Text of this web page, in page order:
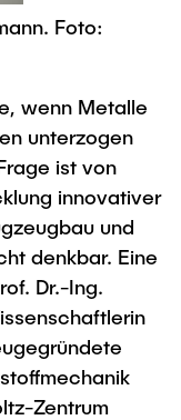
ClimateFoto:
wenn Metalle
unterzogen
ist von
innovativer
und
denkbar. Eine
Dr.-Ing.
Zentrum